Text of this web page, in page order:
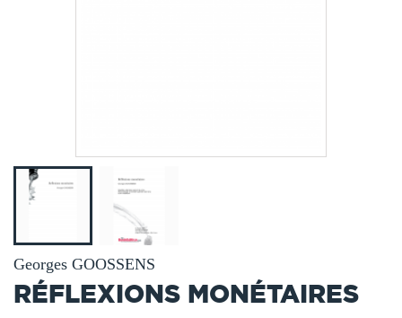
Georges GOOSSENS
RÉFLEXIONS MONÉTAIRES